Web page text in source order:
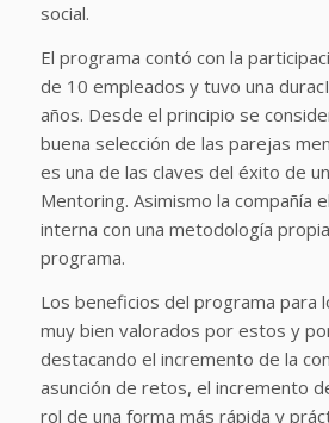
social.
El programa contó con la
de 10 empleados y tuvo una
años. Desde el principio se
buena selección de las parejas
es una de las claves del éxito de
Mentoring. Asimismo la compañía
interna con una metodología
programa.
Los beneficios del programa para
muy bien valorados por estos y
destacando el incremento de la
asunción de retos, el incremento
rol de una forma más rápida y